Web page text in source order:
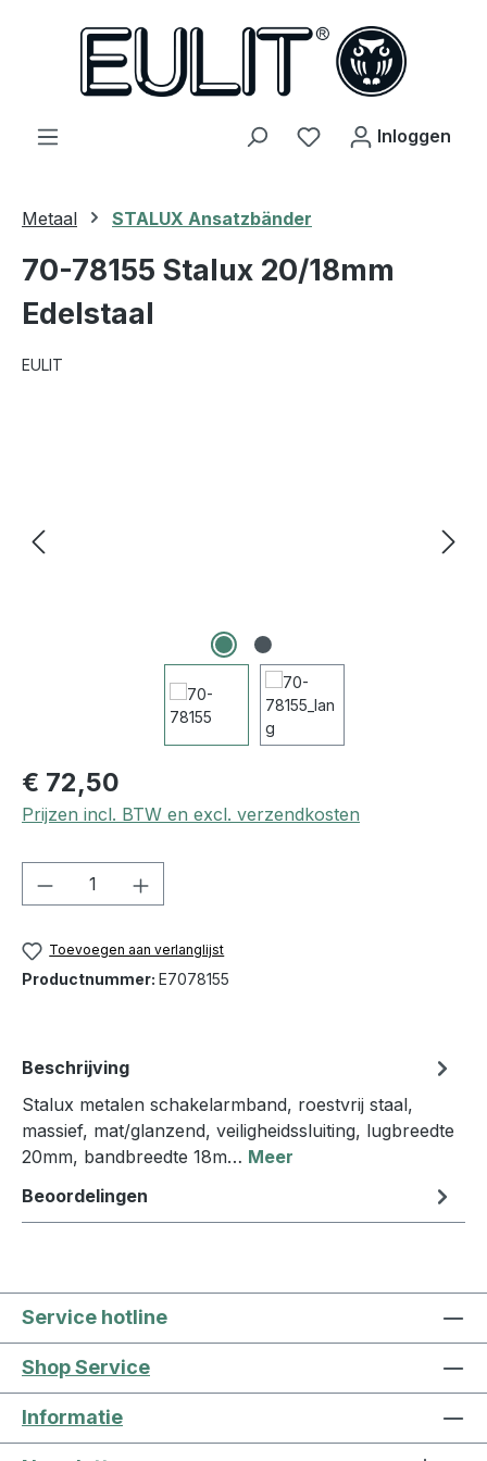
Je hebt 0 items op
Inloggen
Metaal STALUX Ansatzbänder
70-78155 Stalux 20/18mm
Edelstaal
EULIT
€ 72,50
Prijzen incl. BTW en excl. verzendkosten
Producthoeveelheid: Voer de
Toevoegen aan verlanglijst
Productnummer: E7078155
Beschrijving
Stalux metalen schakelarmband, roestvrij staal,
massief, mat/glanzend, veiligheidssluiting, lugbreedte
20mm, bandbreedte 18m… Meer
Beoordelingen
Service hotline
Shop Service
Informatie